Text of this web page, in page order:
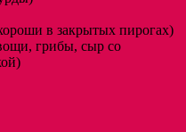
в закрытых пирогах)
грибы, сыр со